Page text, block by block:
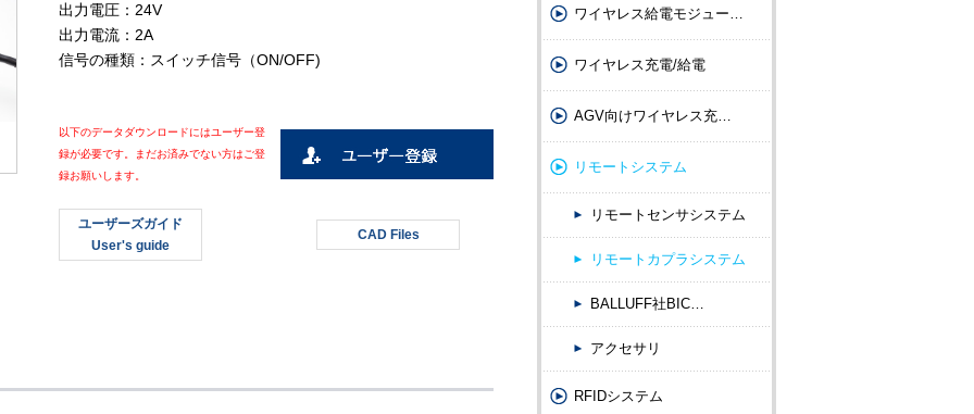
出力電圧：24V
出力電流：2A
信号の種類：スイッチ信号（ON/OFF)
以下のデータダウンロードにはユーザー登
録が必要です。まだお済みでない方はご登
録お願いします。
ユーザーズガイド
User's guide
CAD Files
ワイヤレス給電モジュー…
ワイヤレス充電/給電
AGV向けワイヤレス充…
リモートシステム
リモートセンサシステム
リモートカプラシステム
BALLUFF社BIC…
アクセサリ
RFIDシステム